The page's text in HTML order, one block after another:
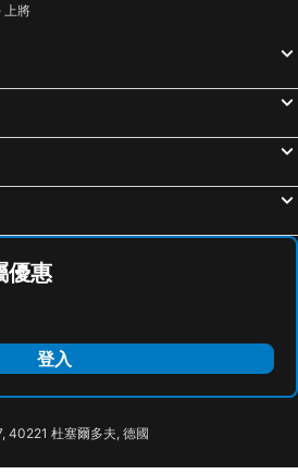
上將
優惠
登入
40221 杜塞爾多夫, 德國